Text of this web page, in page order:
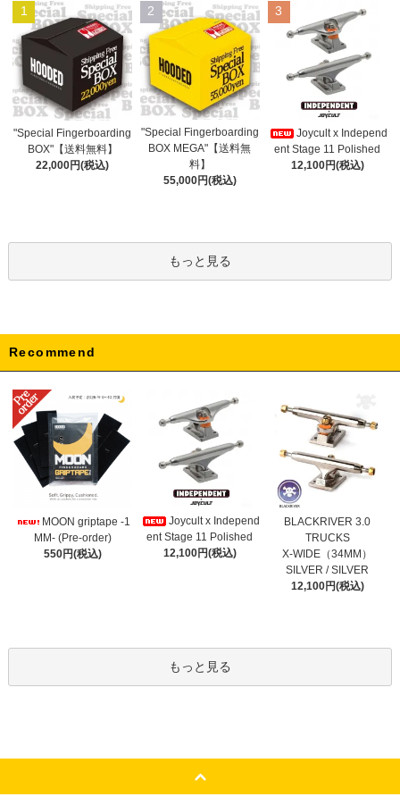
1
"Special Fingerboarding
BOX"【送料無料】
22,000円(税込)
2
"Special Fingerboarding
BOX MEGA"【送料無
料】
55,000円(税込)
3
Joycult x Independ
ent Stage 11 Polished
12,100円(税込)
もっと見る
Recommend
MOON griptape -1
MM- (Pre-order)
550円(税込)
Joycult x Independ
ent Stage 11 Polished
12,100円(税込)
BLACKRIVER 3.0
TRUCKS
X-WIDE（34MM）
SILVER / SILVER
12,100円(税込)
もっと見る